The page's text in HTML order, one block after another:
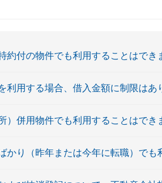
約付の物件でも利用することはでき
利用する場合、借入金額に制限はあ
）併用物件でも利用することはでき
かり（昨年または今年に転職）でも